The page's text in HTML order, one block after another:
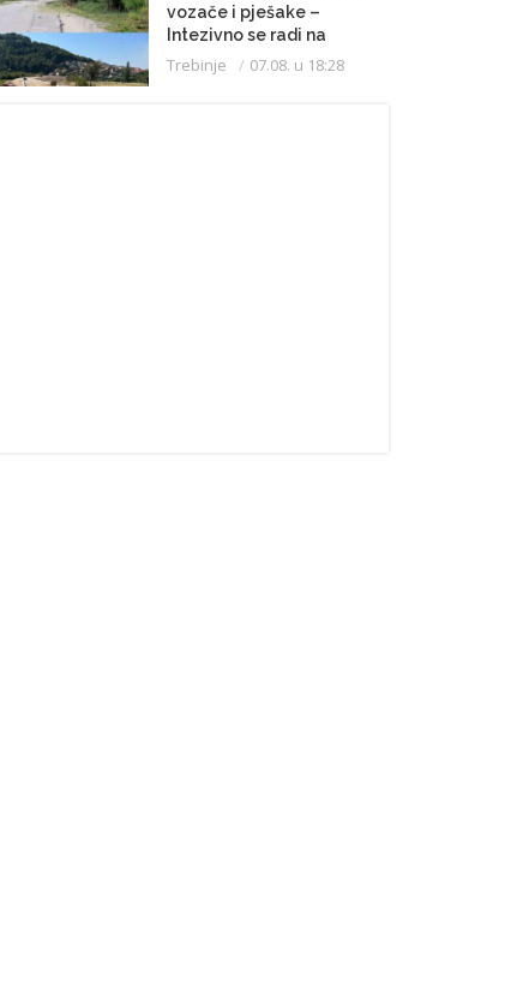
vozače i pješake –
Intezivno se radi na
proširenju saobraćajnice
Trebinje 07.08. u 18:28